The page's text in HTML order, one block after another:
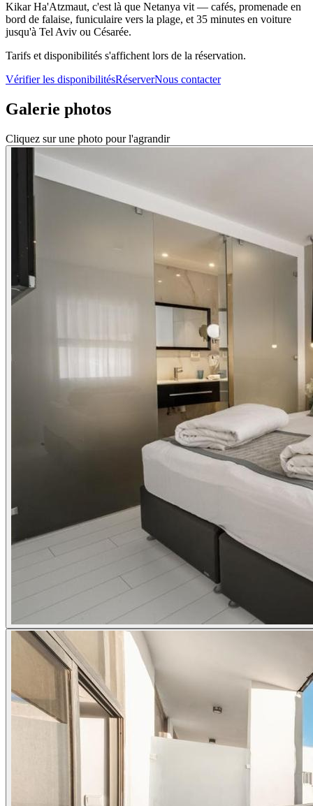
Kikar Ha'Atzmaut, c'est là que Netanya vit — cafés, promenade en
bord de falaise, funiculaire vers la plage, et 35 minutes en voiture
jusqu'à Tel Aviv ou Césarée.
Tarifs et disponibilités s'affichent lors de la réservation.
Vérifier les disponibilitésRéserverNous contacter
Galerie photos
Cliquez sur une photo pour l'agrandir